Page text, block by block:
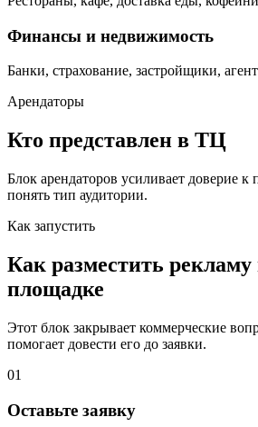
Финансы и недвижимость
Банки, страхование, застройщики,
Арендаторы
Кто представлен в ТЦ
Блок арендаторов усиливает доверие к
понять тип аудитории.
Как запустить
Как разместить рекламу
площадке
Этот блок закрывает коммерческие
помогает довести его до заявки.
01
Оставьте заявку